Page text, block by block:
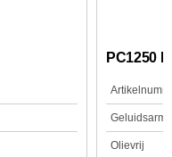
PC1250
Geluidsarm
Olievrij